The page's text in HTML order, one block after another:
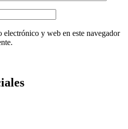
electrónico y web en este navegador